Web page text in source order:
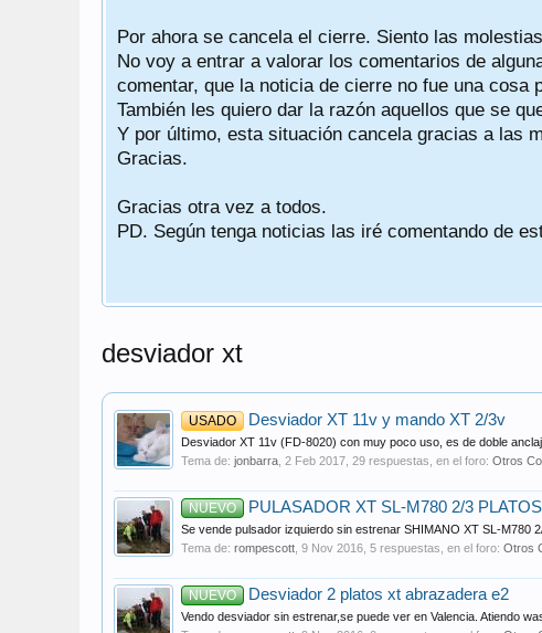
Por ahora se cancela el cierre. Siento las
No voy a entrar a valorar los comentarios de
comentar, que la noticia de cierre no fue una
También les quiero dar la razón aquellos que se
Y por último, esta situación cancela gracias a las
Gracias.
Gracias otra vez a todos.
PD. Según tenga noticias las iré comentando de
desviador xt
USADO Desviador XT 11v y mando XT 2/3v
Desviador XT 11v (FD-8020) con muy poco uso, es de doble
Tema de: jonbarra 2 Feb 2017 , 29 respuestas, en el foro: Otros
NUEVO PULASADOR XT SL-M780 2/3 PLATOS
Se vende pulsador izquierdo sin estrenar SHIMANO XT SL-M780
Tema de: rompescott 9 Nov 2016 , 5 respuestas, en el foro: Otros
NUEVO Desviador 2 platos xt abrazadera e2
Vendo desviador sin estrenar,se puede ver en Valencia. Atiendo